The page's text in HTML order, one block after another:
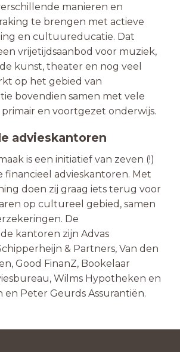
manieren en
te brengen met actieve
en cultuureducatie. Dat
vrijetijdsaanbod voor muziek,
kunst, theater en nog veel
op het gebied van
bovendien samen met vele
en voortgezet onderwijs.
advieskantoren
is een initiatief van zeven (!)
financieel advieskantoren. Met
doen zij graag iets terug voor
op cultureel gebied, samen
De
kantoren zijn Advas
& Partners, Van den
Good FinanZ, Bookelaar
Wilms Hypotheken en
en Peter Geurds Assurantiën.